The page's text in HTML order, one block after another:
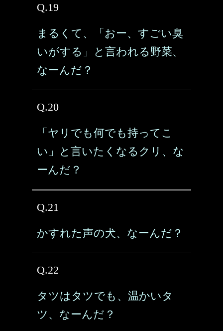
Q.19
まるくて、「おー、すごい臭
いがする」と言われる野菜、
なーんだ？
Q.20
「ヤリでも何でも持ってこ
い」と言いたくなるクリ、な
ーんだ？
Q.21
かすれた声の犬、なーんだ？
Q.22
タツはタツでも、温かいタ
ツ、なーんだ？